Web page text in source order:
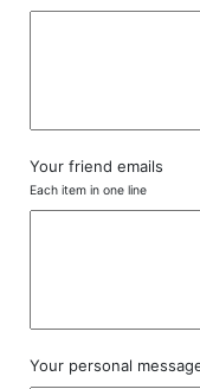
Your friend emails
Each item in one line
Your personal